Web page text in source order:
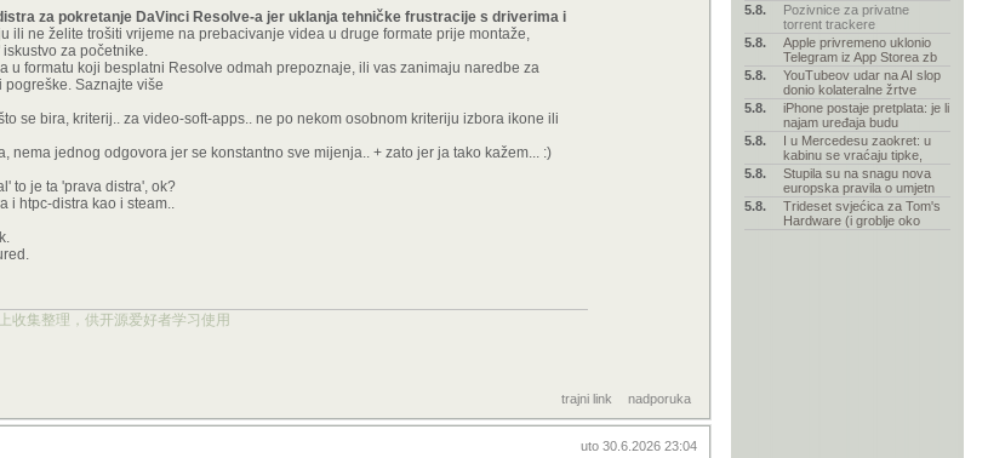
za pokretanje DaVinci Resolve-a jer uklanja tehničke frustracije s driverima i
ili ne želite trošiti vrijeme na prebacivanje videa u druge formate prije montaže,
za početnike.
u formatu koji besplatni Resolve odmah prepoznaje, ili vas zanimaju naredbe za
Saznajte više
se bira, kriterij.. za video-soft-apps.. ne po nekom osobnom kriteriju izbora ikone ili
nema jednog odgovora jer se konstantno sve mijenja.. + zato jer ja tako kažem... :)
to je ta 'prava distra', ok?
i htpc-distra kao i steam..
收集整理，供开源爱好者学习使用
trajni link nadporuka
uto 30.6.2026 23:04
5.8.
Pozivnice za privatne
torrent trackere
5.8.
Apple privremeno uklonio
Telegram iz App Storea zb
5.8.
YouTubeov udar na AI slop
donio kolateralne žrtve
5.8.
iPhone postaje pretplata: je li
najam uređaja budu
5.8.
I u Mercedesu zaokret: u
kabinu se vraćaju tipke,
5.8.
Stupila su na snagu nova
europska pravila o umjetn
5.8.
Trideset svjećica za Tom's
Hardware (i groblje oko